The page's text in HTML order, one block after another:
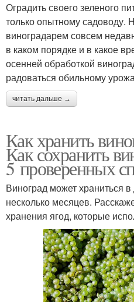
Оградить своего зеленого
только опытному садоводу.
виноградарем совсем
в каком порядке и в какое
осенней обработкой
радоваться обильному
читать дальше →
Как хранить
Как сохранить
5 проверенных
Виноград может храниться
несколько месяцев.
хранения ягод, которые